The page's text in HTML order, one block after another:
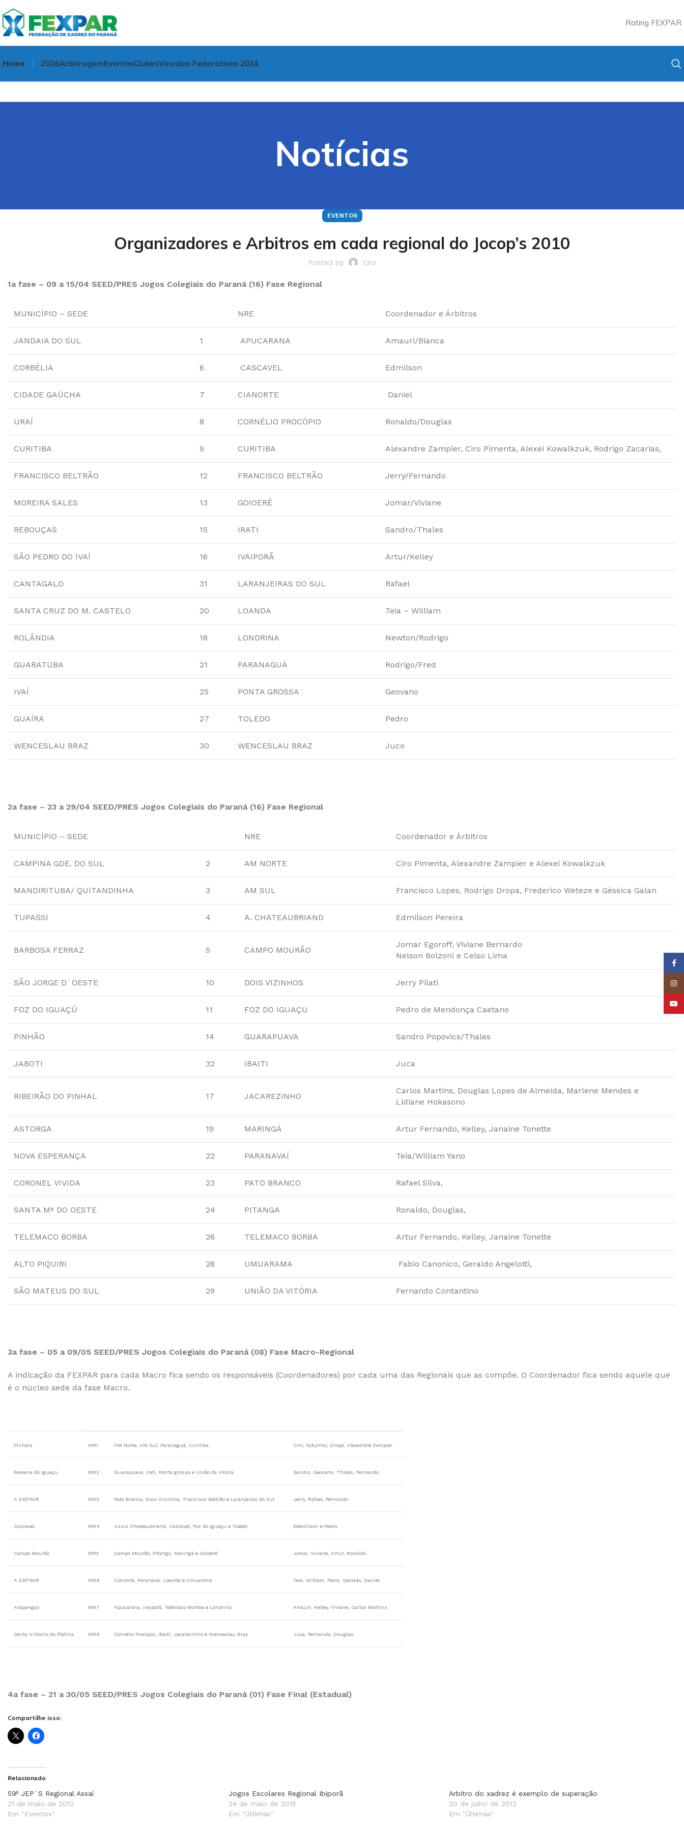
Rating FEXPAR
Home 2026ArbitragemEventosClubesVínculos Federativos 2024
Notícias
EVENTOS
Organizadores e Arbitros em cada regional do Jocop’s 2010
Posted by Ciro
1a fase – 09 a 15/04 SEED/PRES Jogos Colegiais do Paraná (16) Fase Regional
MUNICÍPIO – SEDE NRE Coordenador e Árbitros
JANDAIA DO SUL 1 APUCARANA Amauri/Bianca
CORBÉLIA 6 CASCAVEL Edmilson
CIDADE GAÚCHA 7 CIANORTE Daniel
URAÍ 8 CORNÉLIO PROCÓPIO Ronaldo/Douglas
CURITIBA 9 CURITIBA Alexandre Zampier, Ciro Pimenta, Alexei Kowalkzuk, Rodrigo Zacarias,
FRANCISCO BELTRÃO 12 FRANCISCO BELTRÃO Jerry/Fernando
MOREIRA SALES 13 GOIOERÊ Jomar/Viviane
REBOUÇAS 15 IRATI Sandro/Thales
SÃO PEDRO DO IVAÍ 16 IVAIPORÃ Artur/Kelley
CANTAGALO 31 LARANJEIRAS DO SUL Rafael
SANTA CRUZ DO M. CASTELO 20 LOANDA Teia – William
ROLÂNDIA 18 LONDRINA Newton/Rodrigo
GUARATUBA 21 PARANAGUÁ Rodrigo/Fred
IVAÍ 25 PONTA GROSSA Geovano
GUAÍRA 27 TOLEDO Pedro
WENCESLAU BRAZ 30 WENCESLAU BRAZ Juco
2a fase – 23 a 29/04 SEED/PRES Jogos Colegiais do Paraná (16) Fase Regional
MUNICÍPIO – SEDE NRE Coordenador e Árbitros
CAMPINA GDE. DO SUL 2 AM NORTE Ciro Pimenta, Alexandre Zampier e Alexei Kowalkzuk
MANDIRITUBA/ QUITANDINHA 3 AM SUL Francisco Lopes, Rodrigo Dropa, Frederico Weteze e Géssica Galan
TUPASSI 4 A. CHATEAUBRIAND Edmilson Pereira
BARBOSA FERRAZ 5 CAMPO MOURÃO
Jomar Egoroff, Viviane Bernardo
Nelson Bolzoni e Celso Lima
SÃO JORGE D´OESTE 10 DOIS VIZINHOS Jerry Pilati
FOZ DO IGUAÇÚ 11 FOZ DO IGUAÇU Pedro de Mendonça Caetano
PINHÃO 14 GUARAPUAVA Sandro Popovics/Thales
JABOTI 32 IBAITI Juca
RIBEIRÃO DO PINHAL 17 JACAREZINHO
Carlos Martins, Douglas Lopes de Almeida, Marlene Mendes e
Lidiane Hokasono
ASTORGA 19 MARINGÁ Artur Fernando, Kelley, Janaine Tonette
NOVA ESPERANÇA 22 PARANAVAÍ Teia/William Yano
CORONEL VIVIDA 23 PATO BRANCO Rafael Silva,
SANTA Mª DO OESTE 24 PITANGA Ronaldo, Douglas,
TELEMACO BORBA 26 TELEMACO BORBA Artur Fernando, Kelley, Janaine Tonette
ALTO PIQUIRI 28 UMUARAMA Fabio Canonico, Geraldo Angelotti,
SÃO MATEUS DO SUL 29 UNIÃO DA VITÓRIA Fernando Contantino
3a fase – 05 a 09/05 SEED/PRES Jogos Colegiais do Paraná (08) Fase Macro-Regional
A indicação da FEXPAR para cada Macro fica sendo os responsáveis (Coordenadores) por cada uma das Regionais que as compõe. O Coordenador fica sendo aquele que
é o núcleo sede da fase Macro.
Pinhais MR1 AM Norte, AM Sul, Paranaguá, Curitiba Ciro, Xykynho, Dropa, Alexandre Zampier
Reserva do Iguaçu MR2 Guarapuava, Irati, Ponta grossa e União da Vitória Sandro, Geovano, Thales, Fernando
A DEFINIR MR3 Pato Branco, Dois Vizinhos, Francisco Beltrão e Laranjeiras do Sul Jerry, Rafael, Fernando
Cascavel MR4 Assis Chateaubriand, Cascavel, Foz do Iguaçu e Toledo Edemilson e Pedro
Campo Mourão MR5 Campo Mourão, Pitanga, Maringá e Goioerê Jomar, Viviane, Artur, Ronaldo
A DEFINIR MR6 Cianorte, Paranavaí, Loanda e Umuarama Teia, William, Fabio, Geraldo, Daniel
Arapongas MR7 Apucarana, Ivaiporã, Telêmaco Borboa e Londrina Amauri, Kelley, Viviane, Carlos Martins
Santo Antonio da Platina MR8 Cornélio Procópio, Ibaiti, Jacarezinho e Wenceslau Braz Juca, Fernando, Douglas
4a fase – 21 a 30/05 SEED/PRES Jogos Colegiais do Paraná (01) Fase Final (Estadual)
Compartilhe isso:
Relacionado
59º JEP´S Regional Assaí
21 de maio de 2012
Em "Eventos"
Jogos Escolares Regional Ibiporã
24 de maio de 2015
Em "Últimas"
Arbitro do xadrez é exemplo de superação
20 de julho de 2012
Em "Últimas"